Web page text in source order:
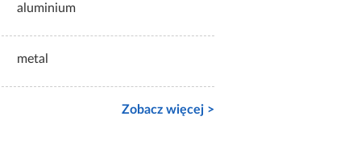
aluminium
metal
Zobacz więcej >